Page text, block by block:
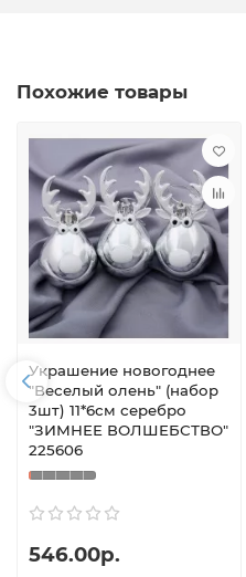
Похожие товары
Украшение новогоднее
"Веселый олень" (набор
3шт) 11*6см серебро
"ЗИМНЕЕ ВОЛШЕБСТВО"
225606
546.00р.